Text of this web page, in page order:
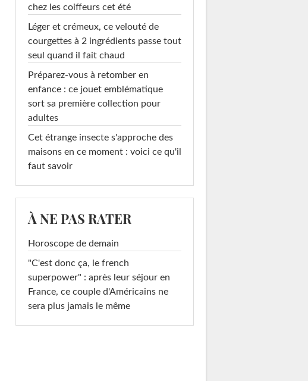
chez les coiffeurs cet été
Léger et crémeux, ce velouté de
courgettes à 2 ingrédients passe tout
seul quand il fait chaud
Préparez-vous à retomber en
enfance : ce jouet emblématique
sort sa première collection pour
adultes
Cet étrange insecte s'approche des
maisons en ce moment : voici ce qu'il
faut savoir
À NE PAS RATER
Horoscope de demain
"C'est donc ça, le french
superpower" : après leur séjour en
France, ce couple d'Américains ne
sera plus jamais le même